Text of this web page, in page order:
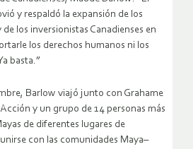
y respaldó la expansión de los
los inversionistas Canadienses en
los derechos humanos ni los
basta.”
Barlow viajó junto con Grahame
y un grupo de 14 personas más
de diferentes lugares de
con las comunidades Maya–